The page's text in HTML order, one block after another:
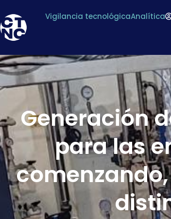
Vigilancia tecnológicaAnalítica
Generación
para las